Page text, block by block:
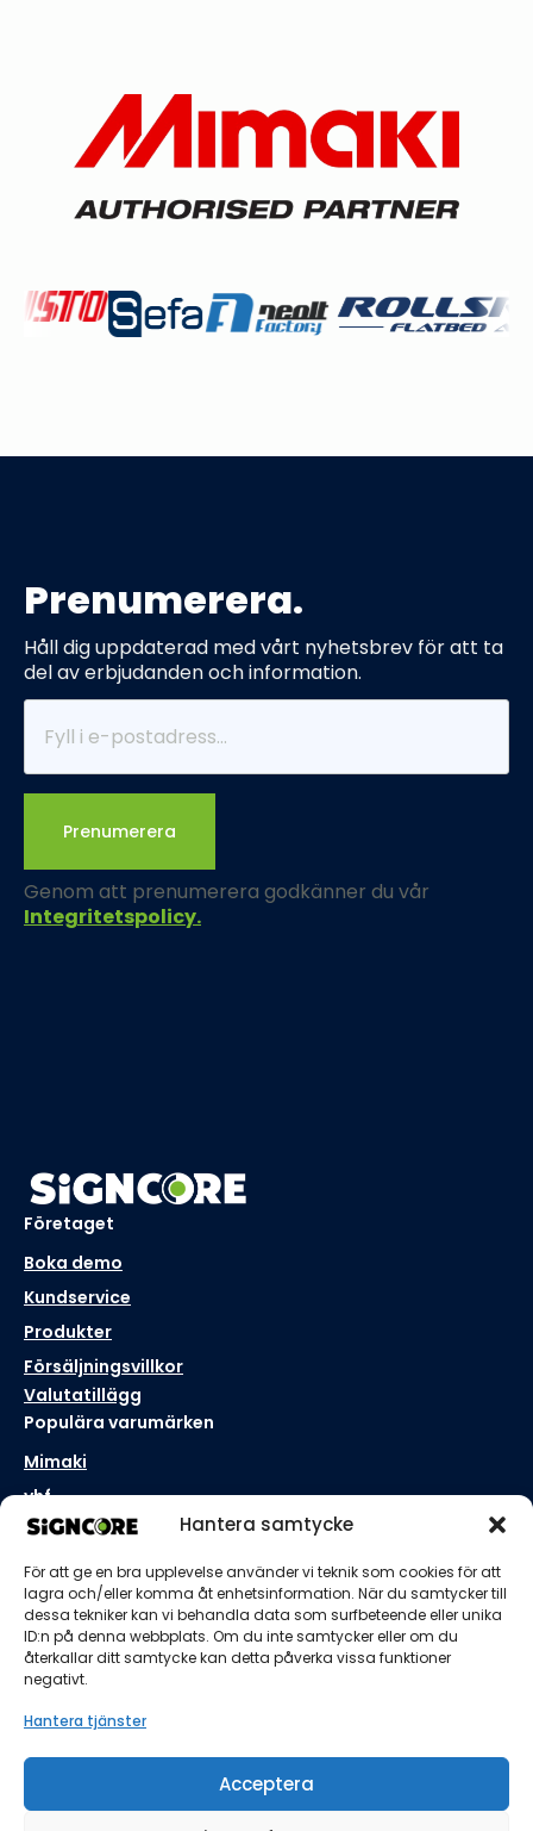
Hantera samtycke
För att ge en bra upplevelse använder vi teknik som cookies för att
lagra och/eller komma åt enhetsinformation. När du samtycker till
dessa tekniker kan vi behandla data som surfbeteende eller unika
ID:n på denna webbplats. Om du inte samtycker eller om du
återkallar ditt samtycke kan detta påverka vissa funktioner
negativt.
Hantera tjänster
Acceptera
alternativen
kan
Prenumerera.
Håll dig uppdaterad med vårt nyhetsbrev för att ta
del av erbjudanden och information.
Prenumerera
Genom att prenumerera godkänner du vår
Integritetspolicy.
Företaget
Boka demo
Kundservice
Produkter
Försäljningsvillkor
Valutatillägg
Populära varumärken
Mimaki
vhf
Aristo
Roll-X
Kontakta oss
Borås, Sverige
+46 33 41 0000
hello@signcore.se